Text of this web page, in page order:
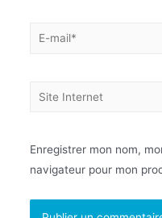
Enregistrer mon nom,
navigateur pour mon